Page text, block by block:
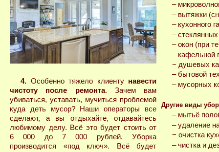
4. Особенно тяжело клиенту навести
чистоту после ремонта. Зачем вам
убиваться, уставать, мучиться проблемой
куда деть мусор? Наши операторы все
сделают, а вы отдыхайте, отдавайтесь
любимому делу. Всё это будет стоить от
6 000 до 7 000 рублей. Уборка
производится «под ключ». Всё будет
–
– вытяжки
– кухонного
–
– окон (при
– кафельной
− душевых
– бытовой
– мусорных
Другие виды
– мытьё
– удаление
− очистка
– чистка и